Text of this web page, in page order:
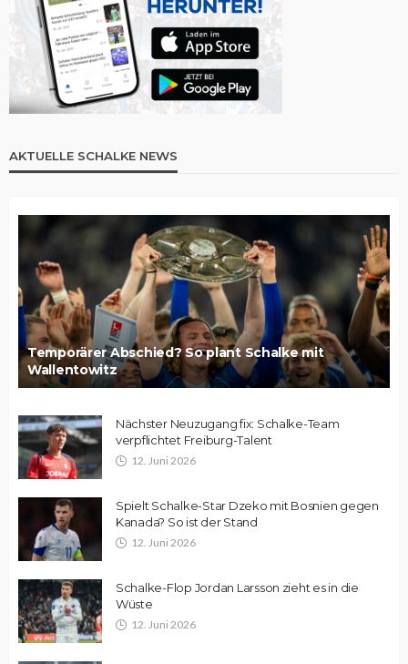
AKTUELLE SCHALKE NEWS
Temporärer Abschied? So plant Schalke mit
Wallentowitz
Nächster Neuzugang fix: Schalke-Team
verpflichtet Freiburg-Talent
12. Juni 2026
Spielt Schalke-Star Dzeko mit Bosnien gegen
Kanada? So ist der Stand
12. Juni 2026
Schalke-Flop Jordan Larsson zieht es in die
Wüste
12. Juni 2026